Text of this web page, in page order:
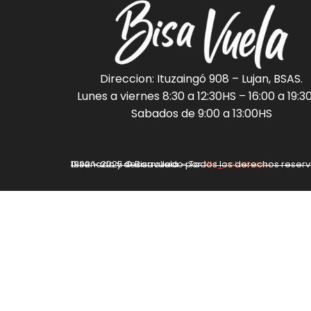
Direccion: Ituzaingó 908 – Lujan, BSAS.
Lunes a viernes 8:30 a 12:30HS – 16:00 a
Sabados de 9:00 a 13:00HS
Diseñado y desarrollado porNM_soluciones
1992 – 2025 © Bisavuela – Todos los derechos